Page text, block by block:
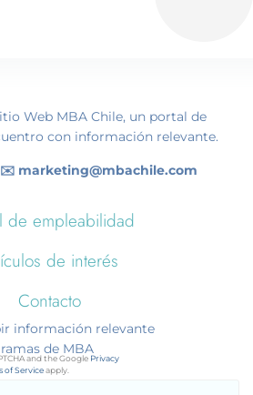
Web MBA Chile, un portal de
con información relevante.
✉️ marketing@mbachile.com
de empleabilidad
de interés
Contacto
información relevante
de MBA
and the Google Privacy
of Serviceapply.